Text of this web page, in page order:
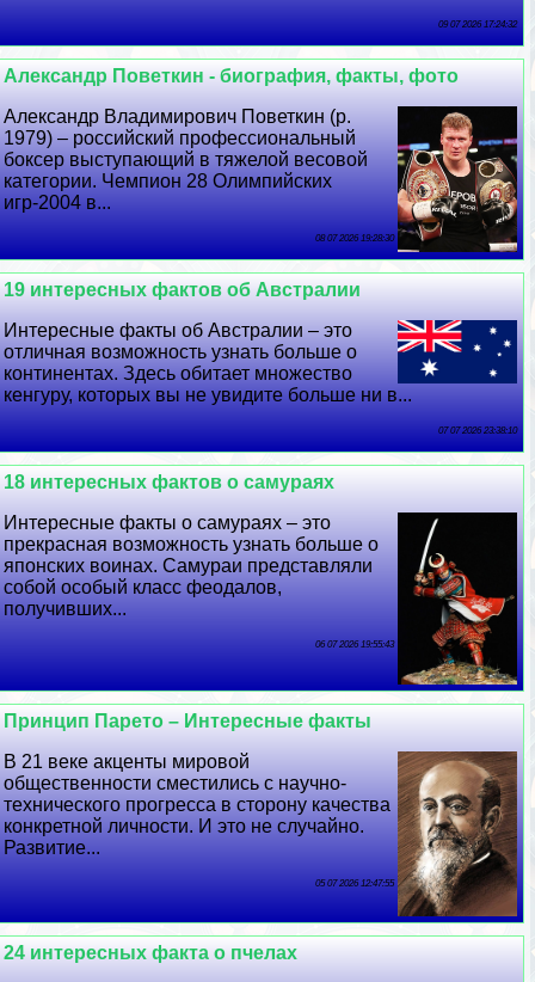
09 07 2026 17:24:32
Александр Поветкин - биография, факты, фото
Александр Владимирович Поветкин (р.
1979) – российский профессиональный
боксер выступающий в тяжелой весовой
категории. Чемпион 28 Олимпийских
игр-2004 в...
08 07 2026 19:28:30
19 интересных фактов об Австралии
Интересные факты об Австралии – это
отличная возможность узнать больше о
континентах. Здесь обитает множество
кенгуру, которых вы не увидите больше ни в...
07 07 2026 23:38:10
18 интересных фактов о самураях
Интересные факты о самураях – это
прекрасная возможность узнать больше о
японских воинах. Самураи представляли
собой особый класс феодалов,
получивших...
06 07 2026 19:55:43
Принцип Парето – Интересные факты
В 21 веке акценты мировой
общественности сместились с научно-
технического прогресса в сторону качества
конкретной личности. И это не случайно.
Развитие...
05 07 2026 12:47:55
24 интересных факта о пчелах